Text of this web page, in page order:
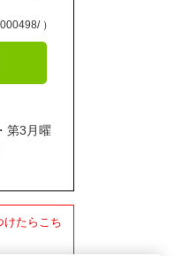
）
第3月曜
けたらこち